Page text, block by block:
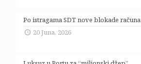
Po istragama SDT nove blokade računa
20 Juna, 2026